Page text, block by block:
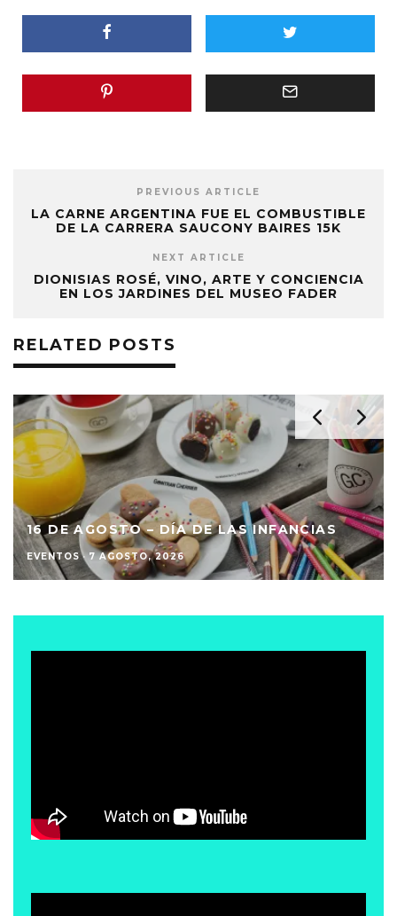
PREVIOUS ARTICLE
LA CARNE ARGENTINA FUE EL COMBUSTIBLE
DE LA CARRERA SAUCONY BAIRES 15K
NEXT ARTICLE
DIONISIAS ROSÉ, VINO, ARTE Y CONCIENCIA
EN LOS JARDINES DEL MUSEO FADER
RELATED POSTS
16 DE AGOSTO – DÍA DE LAS INFANCIAS
EVENTOS · 7 AGOSTO, 2026